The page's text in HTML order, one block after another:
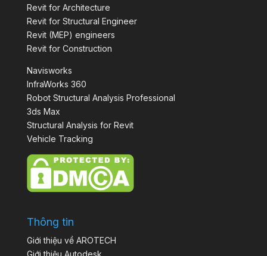
Revit for Architecture
Revit for Structural Engineer
Revit (MEP) engineers
Revit for Construction
Navisworks
InfraWorks 360
Robot Structural Analysis Professional
3ds Max
Structural Analysis for Revit
Vehicle Tracking
Thông tin
Giới thiệu về AROTECH